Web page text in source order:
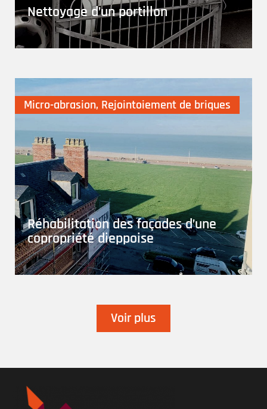
Nettoyage d’un portillon
Micro-abrasion, Rejointoiement de briques
Réhabilitation des façades d’une
copropriété dieppoise
Voir plus